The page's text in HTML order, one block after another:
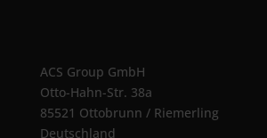
ACS Group GmbH
Otto-Hahn-Str. 38a
85521 Ottobrunn / Riemerling
Deutschland